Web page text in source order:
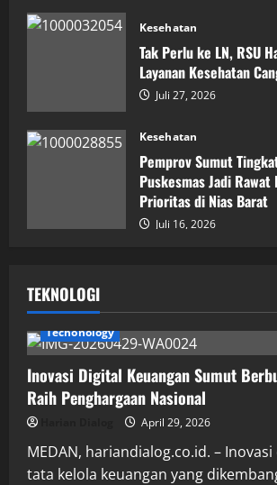
Kesehatan
Tak Perlu ke LN, RSU
Layanan Kesehatan
Juli 27, 2026
Kesehatan
Pemprov Sumut
Puskesmas Jadi
Prioritas di Nias Barat
Juli 16, 2026
TEKNOLOGI
Techonology
Inovasi Digital Keuangan Sumut
Raih Penghargaan Nasional
April 29, 2026
MEDAN, hariandialog.co.id. –
tata kelola keuangan yang